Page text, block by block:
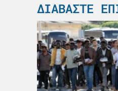
ΔΙΑΒΆΣΤΕ